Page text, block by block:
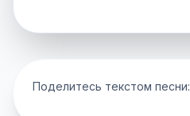
Поделитесь текстом песни: